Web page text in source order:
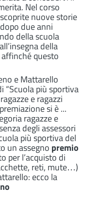
Nel corso
nuove storie
due anni
della scuola
della
questo
e Mattarello
“Scuola più sportiva
e ragazzi
si è ...
ragazze e
degli assessori
più sportiva del
un assegno premio
per l’acquisto di
reti, mute…)
ecco la